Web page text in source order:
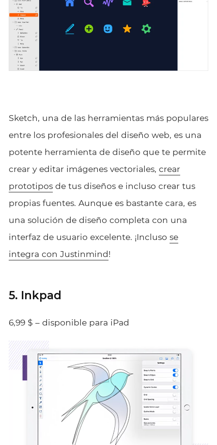
Sketch, una de las herramientas más populares
entre los profesionales del diseño web, es una
potente herramienta de diseño que te permite
crear y editar imágenes vectoriales, crear
prototiposde tus diseños e incluso crear tus
propias fuentes. Aunque es bastante cara, es
una solución de diseño completa con una
interfaz de usuario excelente. ¡Incluso se
integra con Justinmind!
5. Inkpad
6,99 $ – disponible para iPad